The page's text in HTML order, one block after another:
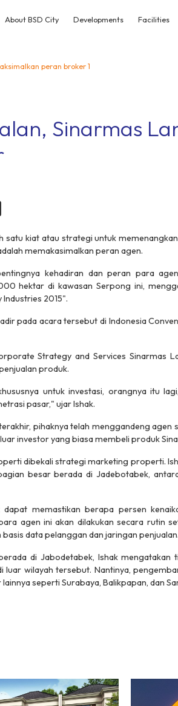
About BSD City Developments Facilities
peran broker 1
Sinarmas
satu kiat atau strategi untuk
memakasimalkan peran agen.
kehadiran dan peran para
hektar di kawasan Serpong ini,
2015".
pada acara tersebut di Indonesia
Strategy and Services Sinarmas
produk.
untuk investasi, orangnya itu
pasar," ujar Ishak.
pihaknya telah menggandeng
investor yang biasa membeli produk
dibekali strategi marketing properti.
besar berada di Jadebotabek,
memastikan berapa persen
agen ini akan dilakukan secara rutin
data pelanggan dan jaringan penjualan.
di Jabodetabek, Ishak
wilayah tersebut. Nantinya,
seperti Surabaya, Balikpapan, dan